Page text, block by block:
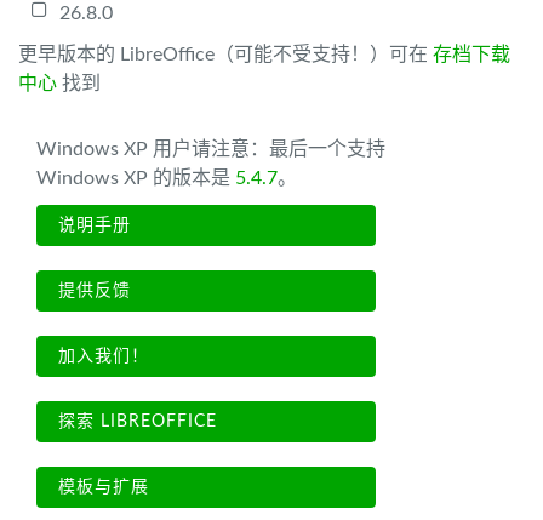
26.8.0
更早版本的 LibreOffice（可能不受支持！）可在 存档下载
中心 找到
Windows XP 用户请注意：最后一个支持
Windows XP 的版本是 5.4.7。
说明手册
提供反馈
加入我们！
探索 LIBREOFFICE
模板与扩展